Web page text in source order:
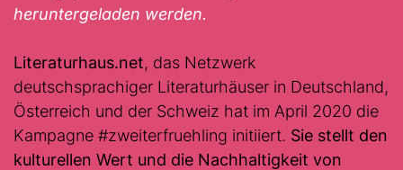
heruntergeladen werden.
Literaturhaus.net, das Netzwerk
deutschsprachiger Literaturhäuser in Deutschland,
Österreich und der Schweiz hat im April 2020 die
Kampagne #zweiterfruehling initiiert. Sie stellt den
kulturellen Wert und die Nachhaltigkeit von